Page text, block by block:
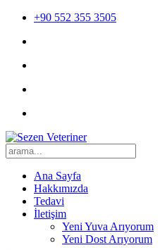
+90 552 355 3505
Ana Sayfa
Hakkımızda
Tedavi
İletişim
Yeni Yuva Arıyorum
Yeni Dost Arıyorum